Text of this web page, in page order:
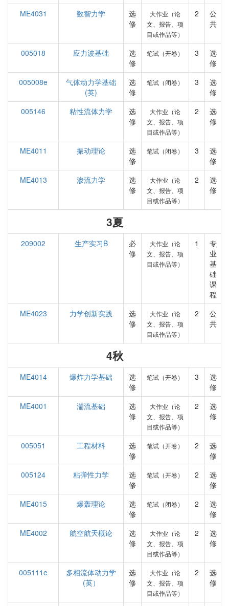
ME4031
数智力学
选
修
大作业（论
文、报告、项
目或作品等）
2
公
共
005018 应力波基础
选
修
笔试（开卷） 3
选
修
005008e
气体动力学基础
(英)
选
修
笔试（闭卷） 3
选
修
005146
粘性流体力学
选
修
大作业（论
文、报告、项
目或作品等）
2
选
修
ME4011 振动理论
选
修
笔试（闭卷） 3
选
修
ME4013
渗流力学
选
修
大作业（论
文、报告、项
目或作品等）
2
选
修
3夏
209002 生产实习B
必
修
大作业（论
文、报告、项
目或作品等）
1
专
业
基
础
课
程
ME4023
力学创新实践
选
修
大作业（论
文、报告、项
目或作品等）
2
公
共
4秋
ME4014 爆炸力学基础
选
修
笔试（开卷） 3
选
修
ME4001
湍流基础
选
修
大作业（论
文、报告、项
目或作品等）
2
选
修
005051 工程材料
选
修
笔试（开卷） 2
选
修
005124
粘弹性力学
选
修
笔试（开卷） 2
选
修
ME4015
爆轰理论
选
修
笔试（闭卷） 2
选
修
ME4002
航空航天概论
选
修
大作业（论
文、报告、项
目或作品等）
2
选
修
005111e
多相流体动力学
(英）
选
修
大作业（论
文、报告、项
目或作品等）
2
选
修